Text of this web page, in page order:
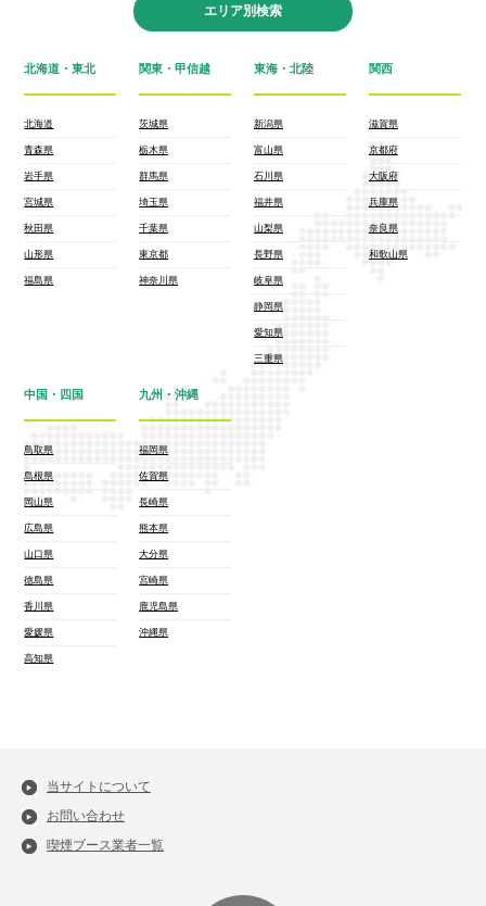
エリア別検索
北海道・東北
北海道
青森県
岩手県
宮城県
秋田県
山形県
福島県
関東・甲信越
茨城県
栃木県
群馬県
埼玉県
千葉県
東京都
神奈川県
東海・北陸
新潟県
富山県
石川県
福井県
山梨県
長野県
岐阜県
静岡県
愛知県
三重県
関西
滋賀県
京都府
大阪府
兵庫県
奈良県
和歌山県
中国・四国
鳥取県
島根県
岡山県
広島県
山口県
徳島県
香川県
愛媛県
高知県
九州・沖縄
福岡県
佐賀県
長崎県
熊本県
大分県
宮崎県
鹿児島県
沖縄県
当サイトについて
お問い合わせ
喫煙ブース業者一覧